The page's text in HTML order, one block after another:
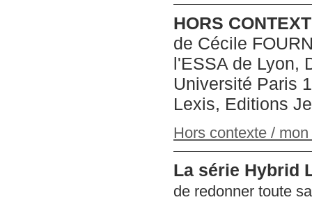
HORS
de Cécile
l'ESSA de Lyon,
Université Paris
Lexis, Editions
Hors contexte /
La série Hybrid
de redonner toute